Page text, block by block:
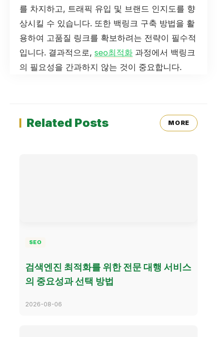
를 차지하고, 트래픽 유입 및 브랜드 인지도를 향
상시킬 수 있습니다. 또한 백링크 구축 방법을 활
용하여 고품질 링크를 확보하려는 전략이 필수적
입니다. 결과적으로, seo최적화 과정에서 백링크
의 필요성을 간과하지 않는 것이 중요합니다.
Related Posts MORE
SEO
검색엔진 최적화를 위한 전문 대행 서비스
의 중요성과 선택 방법
2026-08-06